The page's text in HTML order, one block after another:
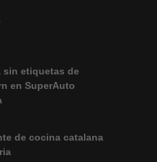
sin etiquetas de
en SuperAuto
de cocina catalana